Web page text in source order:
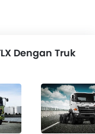
Dengan Truk